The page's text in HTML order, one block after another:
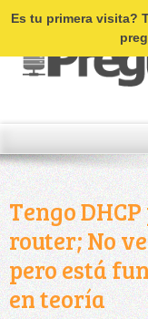
Es tu primera visita?
Tengo
router; No
pero está
en teoría